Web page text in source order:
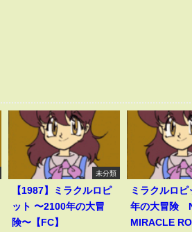
未分類
【1987】ミラクルロピ
ット 〜2100年の大冒
険〜【FC】
ミラクルロピ
年の大冒険
MIRACLE